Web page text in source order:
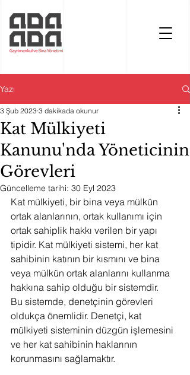
Yazı
Kat Mülkiyeti
Kanunu'nda Yöneticinin
Görevleri
3 Şub 2023 3 dakikada okunur
Güncelleme tarihi: 30 Eyl 2023
Kat mülkiyeti, bir bina veya mülkün
ortak alanlarının, ortak kullanımı için
ortak sahiplik hakkı verilen bir yapı
tipidir. Kat mülkiyeti sistemi, her kat
sahibinin katının bir kısmını ve bina
veya mülkün ortak alanlarını kullanma
hakkına sahip olduğu bir sistemdir.
Bu sistemde, denetçinin görevleri
oldukça önemlidir. Denetçi, kat
mülkiyeti sisteminin düzgün işlemesini
ve her kat sahibinin haklarının
korunmasını sağlamaktır.